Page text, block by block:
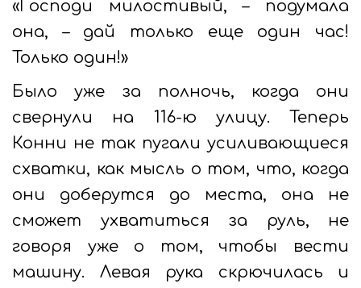
«Господи милостивый, – подумала
она, – дай только еще один час!
Только один!»
Было уже за полночь, когда они
свернули на 116-ю улицу. Теперь
Конни не так пугали усиливающиеся
схватки, как мысль о том, что, когда
они доберутся до места, она не
сможет ухватиться за руль, не
говоря уже о том, чтобы вести
машину. Левая рука скрючилась и